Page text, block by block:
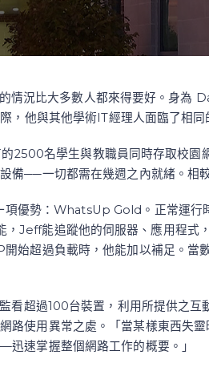
情況比大多數人都來得要好。身
，他與其他學術IT經理人面臨了相
2500名學生與教職員同時存取校
備──一切都需在幾週之內就緒。
優勢：WhatsUp Gold。正常運
Jeff能追蹤他的伺服器、應用程式
始超過負載時，他能加以補足。
超過100台裝置，利用所提供之互
路使用異常之處。「當某樣東西
速掌握整個網路工作的概要。」